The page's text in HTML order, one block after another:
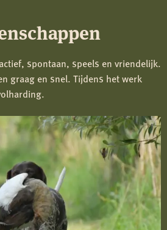
spontaan, speels en vriendelijk.
graag en snel. Tijdens het werk